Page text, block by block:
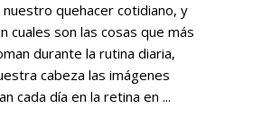
quehacer cotidiano, y
cuales son las cosas que más
durante la rutina diaria,
cabeza las imágenes
cada día en la retina en